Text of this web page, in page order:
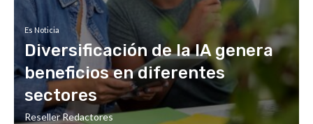
Es Noticia
Diversificación de la IA genera
beneficios en diferentes
sectores
Reseller Redactores